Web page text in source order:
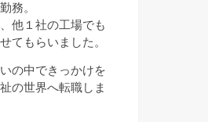
務。
他１社の工場でも
てもらいました。
の中できっかけを
の世界へ転職しま